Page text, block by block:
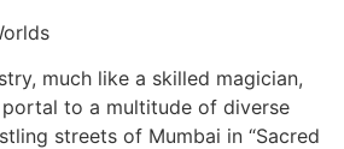
much like a skilled magician,
to a multitude of diverse
streets of Mumbai in “Sacred